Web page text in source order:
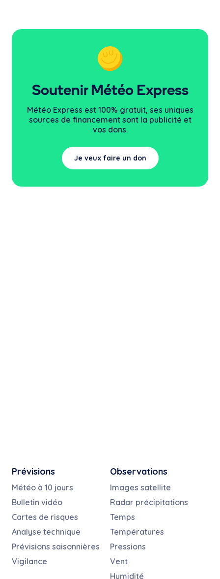
Soutenir Météo Express
Météo Express est 100% gratuit, ses uniques
sources de financement sont la publicité et
vos dons.
Je veux faire un don
Prévisions
Météo à 10 jours
Bulletin vidéo
Cartes de risques
Analyse technique
Prévisions saisonnières
Vigilance
Observations
Images satellite
Radar précipitations
Temps
Températures
Pressions
Vent
Humidité